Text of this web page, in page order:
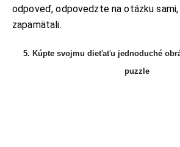
odpoveď, odpovedzte na otázku sami,
zapamätali.
5. Kúpte svojmu dieťaťu jednoduché
puzzle